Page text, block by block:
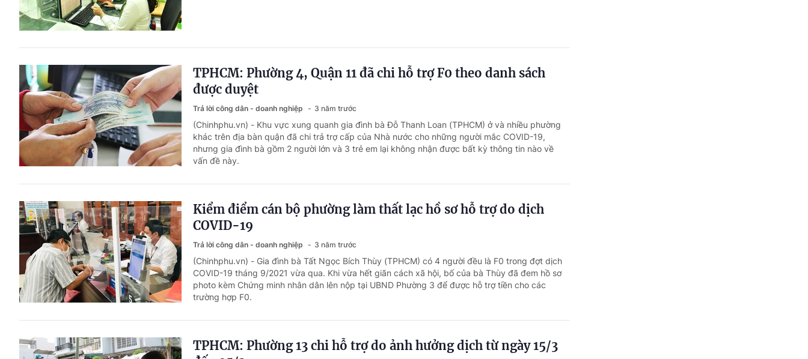
TPHCM: Phường 4, Quận 11 đã chi hỗ trợ F0 theo danh sách
được duyệt
Trả lời công dân - doanh nghiệp 3 năm trước
(Chinhphu.vn) - Khu vực xung quanh gia đình bà Đỗ Thanh Loan (TPHCM) ở và nhiều phường
khác trên địa bàn quận đã chi trả trợ cấp của Nhà nước cho những người mắc COVID-19,
nhưng gia đình bà gồm 2 người lớn và 3 trẻ em lại không nhận được bất kỳ thông tin nào về
vấn đề này.
Kiểm điểm cán bộ phường làm thất lạc hồ sơ hỗ trợ do dịch
COVID-19
Trả lời công dân - doanh nghiệp 3 năm trước
(Chinhphu.vn) - Gia đình bà Tất Ngọc Bích Thùy (TPHCM) có 4 người đều là F0 trong đợt dịch
COVID-19 tháng 9/2021 vừa qua. Khi vừa hết giãn cách xã hội, bố của bà Thùy đã đem hồ sơ
photo kèm Chứng minh nhân dân lên nộp tại UBND Phường 3 để được hỗ trợ tiền cho các
trường hợp F0.
TPHCM: Phường 13 chi hỗ trợ do ảnh hưởng dịch từ ngày 15/3